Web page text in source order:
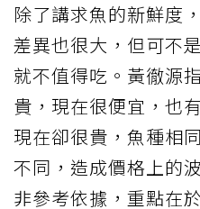
除了講求魚的新鮮度
差異也很大，但可不
就不值得吃。黃徹源
貴，現在很便宜，也
現在卻很貴，魚種相
不同，造成價格上的
非參考依據，重點在